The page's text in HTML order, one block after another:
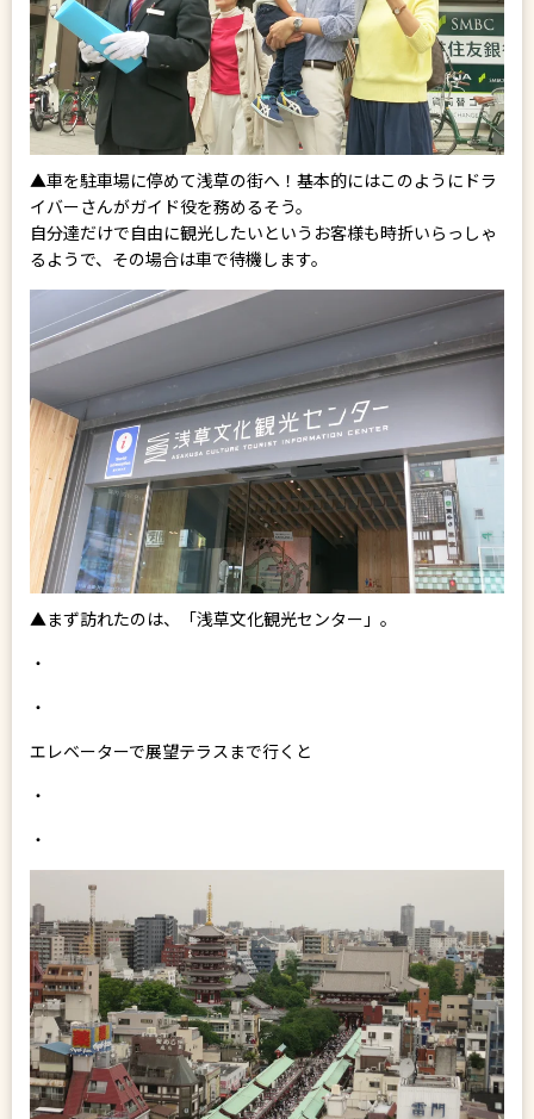
▲車を駐車場に停めて浅草の街へ！基本的にはこのようにドラ
イバーさんがガイド役を務めるそう。
自分達だけで自由に観光したいというお客様も時折いらっしゃ
るようで、その場合は車で待機します。
▲まず訪れたのは、「浅草文化観光センター」。
・
・
エレベーターで展望テラスまで行くと
・
・